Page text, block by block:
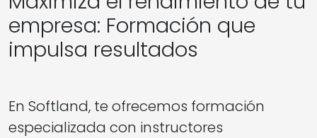
empresa: Formación que
impulsa resultados
En Softland, te ofrecemos formación
especializada con instructores